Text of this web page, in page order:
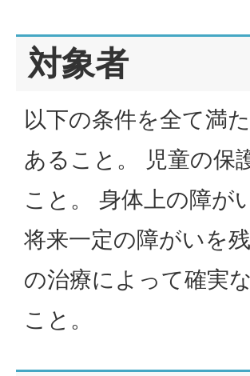
対象者
以下の条件を全て満
あること。 児童の保
こと。 身体上の障が
将来一定の障がいを
の治療によって確実
こと。